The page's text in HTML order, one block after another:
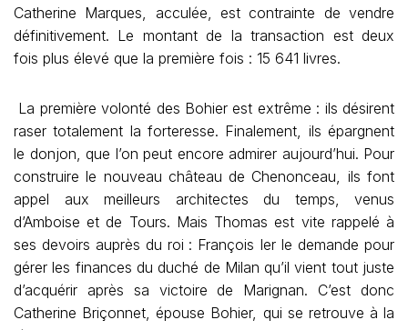
Catherine Marques, acculée, est contrainte de vendre
définitivement. Le montant de la transaction est deux
fois plus élevé que la première fois : 15 641 livres.
La première volonté des Bohier est extrême : ils désirent
raser totalement la forteresse. Finalement, ils épargnent
le donjon, que l’on peut encore admirer aujourd’hui. Pour
construire le nouveau château de Chenonceau, ils font
appel aux meilleurs architectes du temps, venus
d’Amboise et de Tours. Mais Thomas est vite rappelé à
ses devoirs auprès du roi : François Ier le demande pour
gérer les finances du duché de Milan qu’il vient tout juste
d’acquérir après sa victoire de Marignan. C’est donc
Catherine Briçonnet, épouse Bohier, qui se retrouve à la